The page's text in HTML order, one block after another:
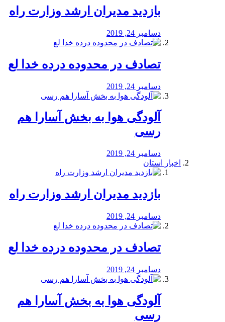
بازدید مدیران ارشد وزارت راه
دسامبر 24, 2019
تصادف در محدوده درده خدا لع
دسامبر 24, 2019
آلودگی هوا به بخش آسارا هم
رسی
دسامبر 24, 2019
اخبار استان
بازدید مدیران ارشد وزارت راه
دسامبر 24, 2019
تصادف در محدوده درده خدا لع
دسامبر 24, 2019
آلودگی هوا به بخش آسارا هم
رسی